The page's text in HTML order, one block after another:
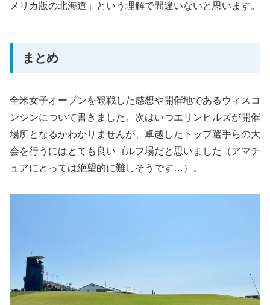
メリカ版の北海道」という理解で間違いないと思います。
まとめ
全米女子オープンを観戦した感想や開催地であるウィスコ
ンシンについて書きました。次はいつエリンヒルズが開催
場所となるかわかりませんが、卓越したトップ選手らの大
会を行うにはとても良いゴルフ場だと思いました（アマチ
ュアにとっては絶望的に難しそうです…）。